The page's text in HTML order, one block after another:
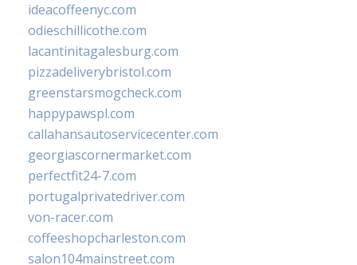
ideacoffeenyc.com
odieschillicothe.com
lacantinitagalesburg.com
pizzadeliverybristol.com
greenstarsmogcheck.com
happypawspl.com
callahansautoservicecenter.com
georgiascornermarket.com
perfectfit24-7.com
portugalprivatedriver.com
von-racer.com
coffeeshopcharleston.com
salon104mainstreet.com